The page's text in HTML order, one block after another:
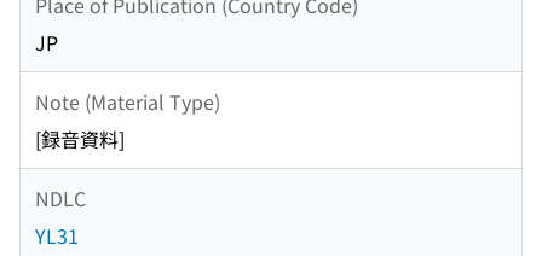
JP
Note (Material Type)
[録音資料]
NDLC
YL31